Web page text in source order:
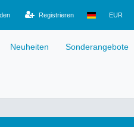
Registrieren EUR
Neuheiten Sonderangebote